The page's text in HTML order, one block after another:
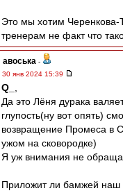
Это мы хотим Черенкова-
тренерам не факт что
авоська -
30 янв 2024 15:39
Q_
Да это Лёня дурака
глупость(ну вот опять)
возвращение Промеса в
ужом на сковородке)
Я уж внимания не
Приложит ли бамжей наш